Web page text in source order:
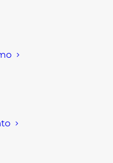
Cura
cura e le